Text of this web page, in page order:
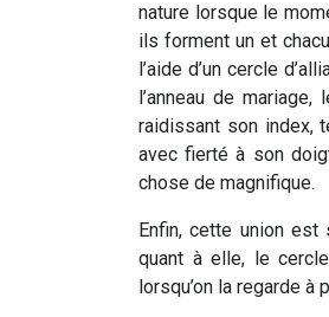
nature lorsque le
ils forment un et
l’aide d’un cercle
l’anneau de
raidissant son index,
avec fierté à son
chose de magnifique.
Enfin, cette union est
quant à elle, le
lorsqu’on la regarde à